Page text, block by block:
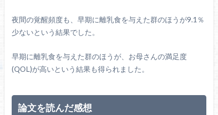
夜間の覚醒頻度も、早期に離乳食を与えた群のほうが9.1％
少ないという結果でした。
早期に離乳食を与えた群のほうが、お母さんの満足度
(QOL)が高いという結果も得られました。
論文を読んだ感想